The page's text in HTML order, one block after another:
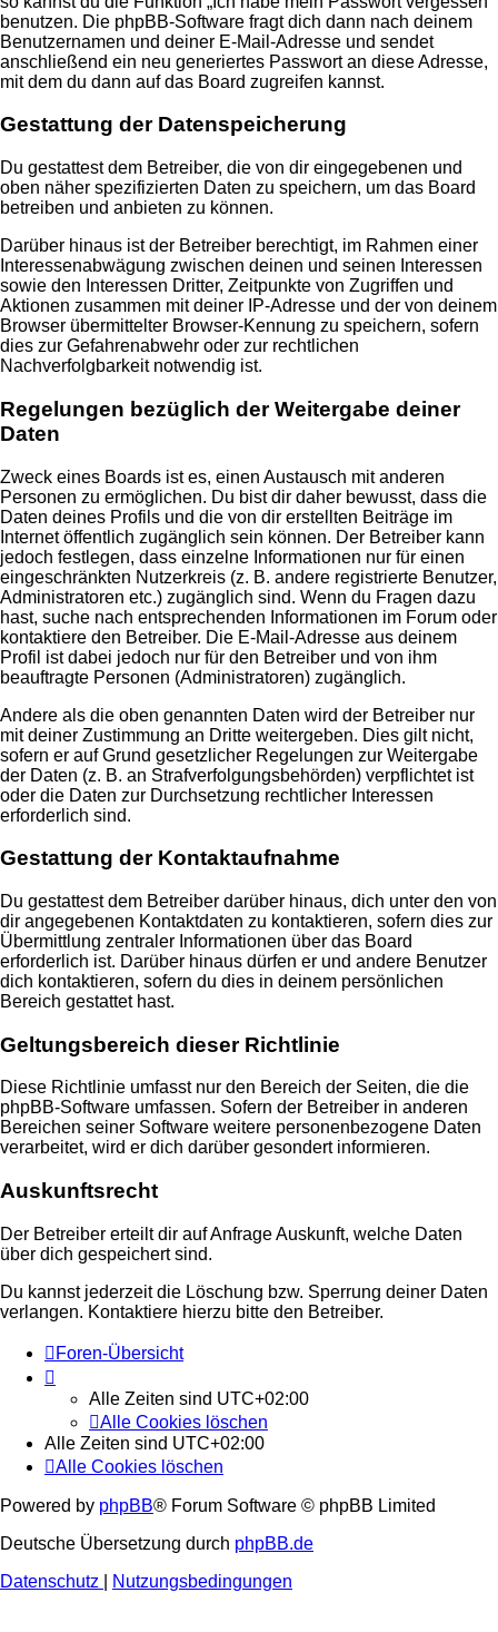
benutzen. Die phpBB-Software fragt dich dann nach deinem
Benutzernamen und deiner E-Mail-Adresse und sendet
anschließend ein neu generiertes Passwort an diese Adresse,
mit dem du dann auf das Board zugreifen kannst.
Gestattung der Datenspeicherung
Du gestattest dem Betreiber, die von dir eingegebenen und
oben näher spezifizierten Daten zu speichern, um das Board
betreiben und anbieten zu können.
Darüber hinaus ist der Betreiber berechtigt, im Rahmen einer
Interessenabwägung zwischen deinen und seinen Interessen
sowie den Interessen Dritter, Zeitpunkte von Zugriffen und
Aktionen zusammen mit deiner IP-Adresse und der von deinem
Browser übermittelter Browser-Kennung zu speichern, sofern
dies zur Gefahrenabwehr oder zur rechtlichen
Nachverfolgbarkeit notwendig ist.
Regelungen bezüglich der Weitergabe deiner
Daten
Zweck eines Boards ist es, einen Austausch mit anderen
Personen zu ermöglichen. Du bist dir daher bewusst, dass die
Daten deines Profils und die von dir erstellten Beiträge im
Internet öffentlich zugänglich sein können. Der Betreiber kann
jedoch festlegen, dass einzelne Informationen nur für einen
eingeschränkten Nutzerkreis (z. B. andere registrierte Benutzer,
Administratoren etc.) zugänglich sind. Wenn du Fragen dazu
hast, suche nach entsprechenden Informationen im Forum oder
kontaktiere den Betreiber. Die E-Mail-Adresse aus deinem
Profil ist dabei jedoch nur für den Betreiber und von ihm
beauftragte Personen (Administratoren) zugänglich.
Andere als die oben genannten Daten wird der Betreiber nur
mit deiner Zustimmung an Dritte weitergeben. Dies gilt nicht,
sofern er auf Grund gesetzlicher Regelungen zur Weitergabe
der Daten (z. B. an Strafverfolgungsbehörden) verpflichtet ist
oder die Daten zur Durchsetzung rechtlicher Interessen
erforderlich sind.
Gestattung der Kontaktaufnahme
Du gestattest dem Betreiber darüber hinaus, dich unter den von
dir angegebenen Kontaktdaten zu kontaktieren, sofern dies zur
Übermittlung zentraler Informationen über das Board
erforderlich ist. Darüber hinaus dürfen er und andere Benutzer
dich kontaktieren, sofern du dies in deinem persönlichen
Bereich gestattet hast.
Geltungsbereich dieser Richtlinie
Diese Richtlinie umfasst nur den Bereich der Seiten, die die
phpBB-Software umfassen. Sofern der Betreiber in anderen
Bereichen seiner Software weitere personenbezogene Daten
verarbeitet, wird er dich darüber gesondert informieren.
Auskunftsrecht
Der Betreiber erteilt dir auf Anfrage Auskunft, welche Daten
über dich gespeichert sind.
Du kannst jederzeit die Löschung bzw. Sperrung deiner Daten
verlangen. Kontaktiere hierzu bitte den Betreiber.
Foren-Übersicht
Alle Zeiten sind UTC+02:00
Alle Cookies löschen
Alle Zeiten sind UTC+02:00
Alle Cookies löschen
Powered by phpBB® Forum Software © phpBB Limited
Deutsche Übersetzung durch phpBB.de
Datenschutz
Nutzungsbedingungen